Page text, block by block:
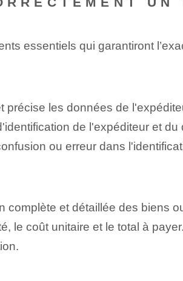
essentiels qui garantiront
précise les données de
de l'expéditeur et du
ou erreur dans
complète et détaillée des biens
le coût unitaire et le total à